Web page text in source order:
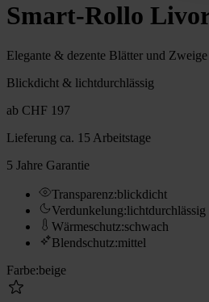
Smart-Rollo
Elegante & dezente Blätter und Zweige
Blickdicht & lichtdurchlässig
ab CHF 197
Lieferung ca. 15 Arbeitstage
5 Jahre Garantie
Transparenz:blickdicht
Verdunkelung:lichtdurchlässig
Wärmeschutz:schwach
Blendschutz:mittel
Farbe:beige